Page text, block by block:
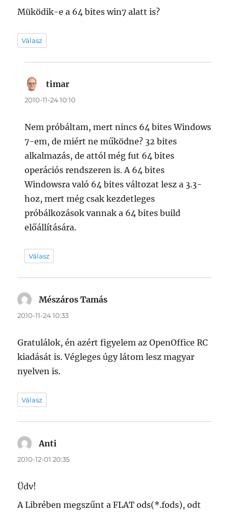
Müködik-e a 64 bites win7 alatt is?
Válasz
timar
2010-11-24 10:10
Nem próbáltam, mert nincs 64 bites Windows
7-em, de miért ne működne? 32 bites
alkalmazás, de attól még fut 64 bites
operációs rendszeren is. A 64 bites
Windowsra való 64 bites változat lesz a 3.3-
hoz, mert még csak kezdetleges
próbálkozások vannak a 64 bites build
előállítására.
Válasz
Mészáros Tamás
2010-11-24 10:33
Gratulálok, én azért figyelem az OpenOffice RC
kiadását is. Végleges úgy látom lesz magyar
nyelven is.
Válasz
Anti
2010-12-01 20:35
Üdv!
A Librében megszűnt a FLAT ods(*.fods), odt